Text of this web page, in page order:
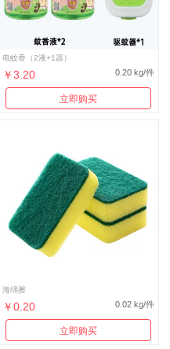
电蚊香（2液+1器）
￥3.20 0.20 kg/件
立即购买
海绵擦
￥0.20 0.02 kg/件
立即购买